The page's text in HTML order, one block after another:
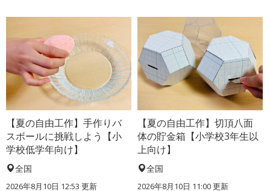
【夏の自由工作】手作りバ
スボールに挑戦しよう【小
学校低学年向け】
全国
2026年8月10日 12:53 更新
【夏の自由工作】切頂八面
体の貯金箱【小学校3年生以
上向け】
全国
2026年8月10日 11:00更新